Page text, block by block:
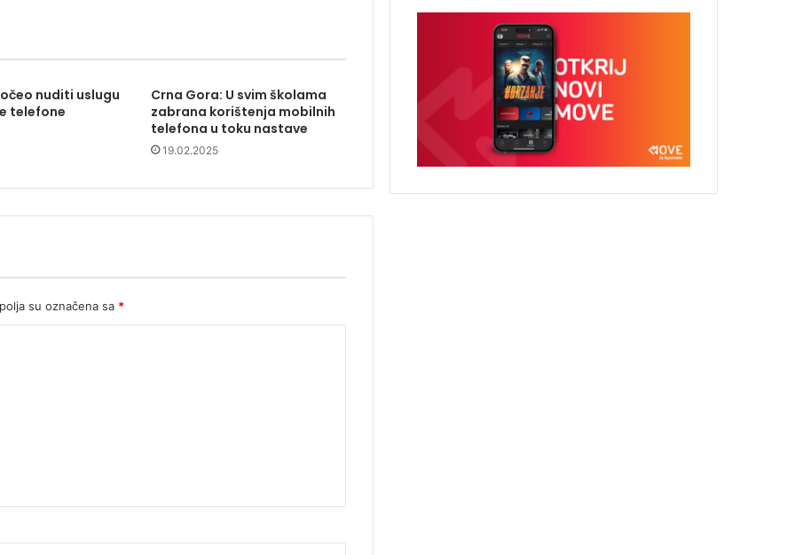
nuditi uslugu
telefone
Crna Gora: U svim školama
zabrana korištenja mobilnih
telefona u toku nastave
19.02.2025
su označena sa *